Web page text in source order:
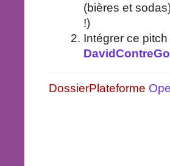
(bières et
!)
Intégrer ce pitch
DossierPlateforme